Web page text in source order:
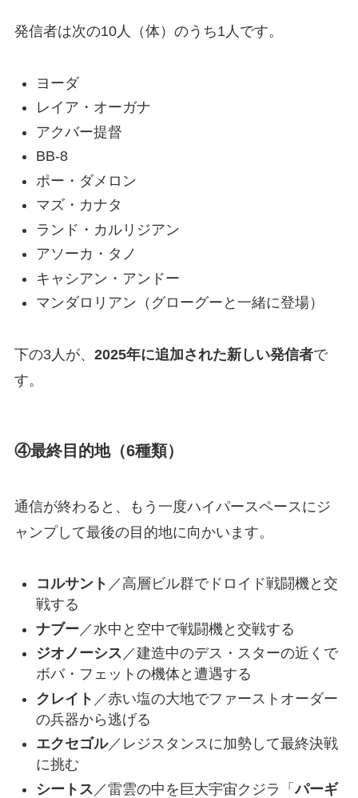
発信者は次の10人（体）のうち1人です。
ヨーダ
レイア・オーガナ
アクバー提督
BB-8
ポー・ダメロン
マズ・カナタ
ランド・カルリジアン
アソーカ・タノ
キャシアン・アンドー
マンダロリアン（グローグーと一緒に登場）
下の3人が、 2025年に追加された新しい発信者で
す。
④最終目的地（6種類）
通信が終わると、もう一度ハイパースペースにジ
ャンプして最後の目的地に向かいます。
コルサント ／高層ビル群でドロイド戦闘機と交
戦する
ナブー ／水中と空中で戦闘機と交戦する
ジオノーシス ／建造中のデス・スターの近くで
ボバ・フェットの機体と遭遇する
クレイト ／赤い塩の大地でファーストオーダー
の兵器から逃げる
エクセゴル／レジスタンスに加勢して最終決戦
に挑む
シートス ／雷雲の中を巨大宇宙クジラ「パーギ